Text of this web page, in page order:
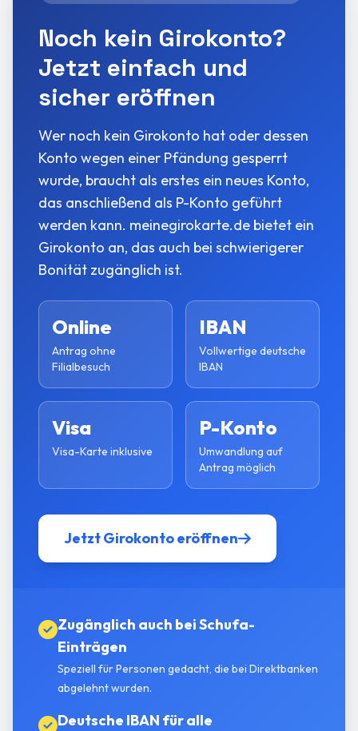
Noch kein Girokonto?
Jetzt einfach und
sicher eröffnen
Wer noch kein Girokonto hat oder dessen
Konto wegen einer Pfändung gesperrt
wurde, braucht als erstes ein neues Konto,
das anschließend als P-Konto geführt
werden kann. meinegirokarte.de bietet ein
Girokonto an, das auch bei schwierigerer
Bonität zugänglich ist.
Online
Antrag ohne
Filialbesuch
IBAN
Vollwertige deutsche
IBAN
Visa
Visa-Karte inklusive
P-Konto
Umwandlung auf
Antrag möglich
Jetzt Girokonto eröffnen
Zugänglich auch bei Schufa-
Einträgen
Speziell für Personen gedacht, die bei Direktbanken
abgelehnt wurden.
Deutsche IBAN für alle